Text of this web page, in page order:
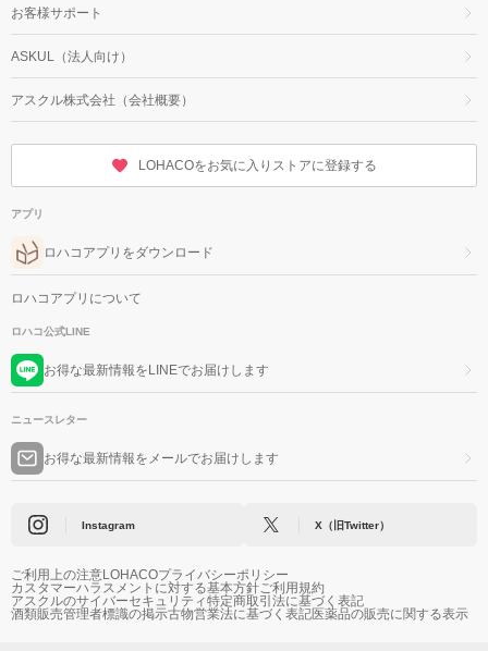
お客様サポート
ASKUL（法人向け）
アスクル株式会社（会社概要）
LOHACOをお気に入りストアに登録する
アプリ
ロハコアプリをダウンロード
ロハコアプリについて
ロハコ公式LINE
お得な最新情報をLINEでお届けします
ニュースレター
お得な最新情報をメールでお届けします
Instagram X（旧Twitter）
ご利用上の注意LOHACOプライバシーポリシー
カスタマーハラスメントに対する基本方針ご利用規約
アスクルのサイバーセキュリティ特定商取引法に基づく表記
酒類販売管理者標識の掲示古物営業法に基づく表記医薬品の販売に関する表示